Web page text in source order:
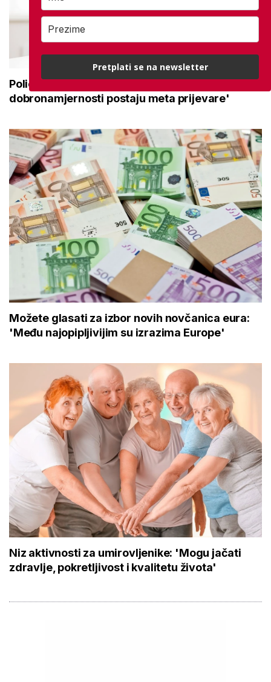
Policija upozorava umirovljenike: 'Zbog
dobronamjernosti postaju meta prijevare'
Možete glasati za izbor novih novčanica eura:
'Među najopipljivijim su izrazima Europe'
Niz aktivnosti za umirovljenike: 'Mogu jačati
zdravlje, pokretljivost i kvalitetu života'
Pretplati se na newsletter